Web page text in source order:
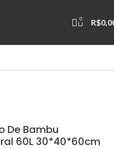
0 R$
De Bambu
60L 30*40*60cm